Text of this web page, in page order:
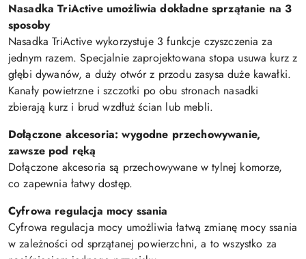
Nasadka TriActive umożliwia dokładne sprzątanie na 3
sposoby
Nasadka TriActive wykorzystuje 3 funkcje czyszczenia za
jednym razem. Specjalnie zaprojektowana stopa usuwa kurz z
głębi dywanów, a duży otwór z przodu zasysa duże kawałki.
Kanały powietrzne i szczotki po obu stronach nasadki
zbierają kurz i brud wzdłuż ścian lub mebli.
Dołączone akcesoria: wygodne przechowywanie,
zawsze pod ręką
Dołączone akcesoria są przechowywane w tylnej komorze,
co zapewnia łatwy dostęp.
Cyfrowa regulacja mocy ssania
Cyfrowa regulacja mocy umożliwia łatwą zmianę mocy ssania
w zależności od sprzątanej powierzchni, a to wszystko za